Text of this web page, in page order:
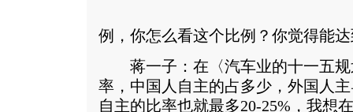
例，你怎么看这个比例？你觉得能
蒋一子：在〈汽车业的十一五规
率，中国人自主的占多少，外国人
自主的比率也就最多20-25%，我想